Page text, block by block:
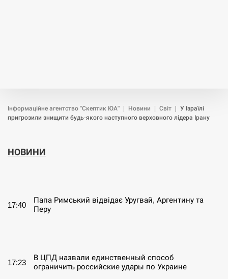
Інформаційне агентство "Скептик ЮА" Новини Світ
У Ізраїлі
пригрозили знищити будь-якого наступного верховного лідера Ірану
НОВИНИ
17:40
Папа Римський відвідає Уругвай, Аргентину та
Перу
17:23
В ЦПД назвали единственный способ
ограничить российские удары по Украине